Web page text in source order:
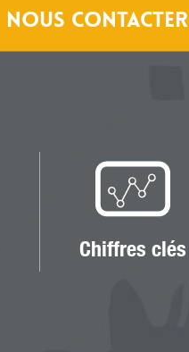
NOUS CONTACTER
Chiffres clés